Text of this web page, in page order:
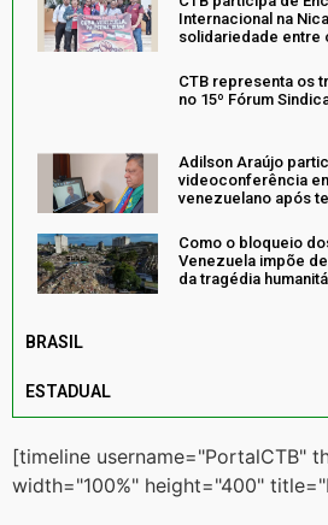
Internacional na
solidariedade entre
CTB representa os
no 15º Fórum
Adilson Araújo
videoconferência
venezuelano após
Como o bloqueio
Venezuela impõe
da tragédia
BRASIL
ESTADUAL
[timeline username="PortalCTB"
width="100%" height="400"